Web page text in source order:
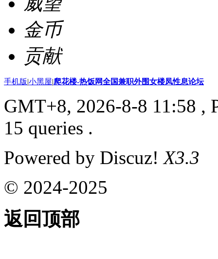
金币
贡献
手机版|小黑屋|爬花楼-热饭网全国兼职外围女楼凤性息论坛
GMT+8, 2026-8-8 11:58 ,
15 queries .
Powered by Discuz!X3.3
© 2024-2025
返回顶部